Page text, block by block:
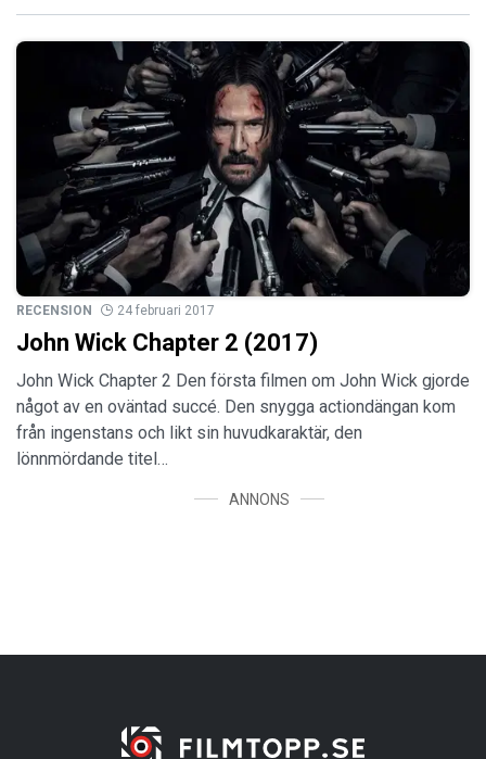
RECENSION 24 februari 2017
John Wick Chapter 2 (2017)
John Wick Chapter 2 Den första filmen om John Wick gjorde
något av en oväntad succé. Den snygga actiondängan kom
från ingenstans och likt sin huvudkaraktär, den
lönnmördande titel…
ANNONS